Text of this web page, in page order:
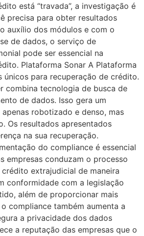
está “travada”, a investigação é
precisa para obter resultados
auxílio dos módulos e com o
de dados, o serviço de
pode ser essencial na
Plataforma Sonar A Plataforma
únicos para recuperação de crédito.
combina tecnologia de busca de
de dados. Isso gera um
robotizado e denso, mas
Os resultados apresentados
na sua recuperação.
do compliance é essencial
empresas conduzam o processo
extrajudicial de maneira
conformidade com a legislação
além de proporcionar mais
compliance também aumenta a
a privacidade dos dados
a reputação das empresas que o